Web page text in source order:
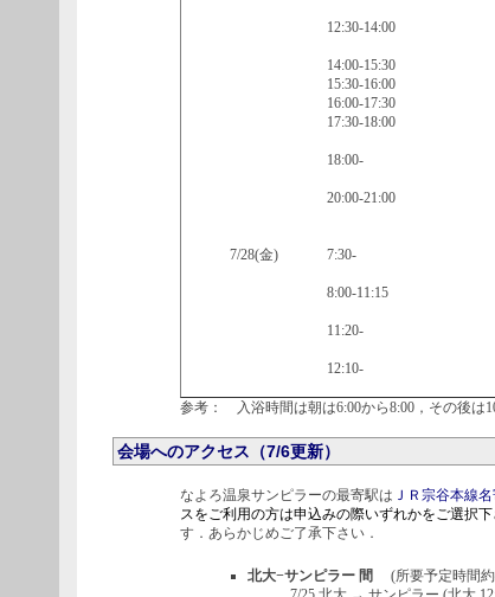
12:30-14:00
14:00-15:30
15:30-16:00
16:00-17:30
17:30-18:00
18:00-
20:00-21:00
7/28(金) 7:30-
8:00-11:15
11:20-
12:10-
参考： 入浴時間は朝は6:00から8:00，その後は
会場へのアクセス（7/6更新）
なよろ温泉サンピラーの最寄駅は ＪＲ宗谷本線
スをご利用の方は申込みの際いずれかをご選択
す．あらかじめご了承下さい．
北大−サンピラー 間 (所要予定時間約